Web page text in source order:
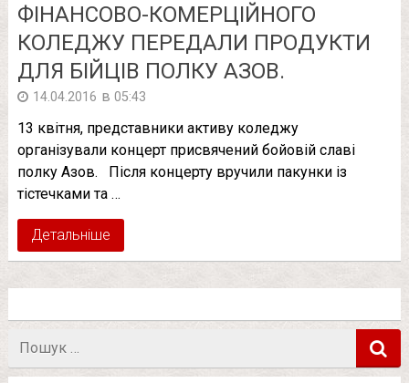
ФІНАНСОВО-КОМЕРЦІЙНОГО
КОЛЕДЖУ ПЕРЕДАЛИ ПРОДУКТИ
ДЛЯ БІЙЦІВ ПОЛКУ АЗОВ.
14.04.2016 в 05:43
13 квітня, представники активу коледжу
організували концерт присвячений бойовій славі
полку Азов. Після концерту вручили пакунки із
тістечками та …
Детальніше
Пошук